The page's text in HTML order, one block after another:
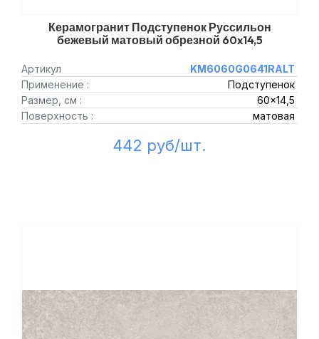
Керамогранит Подступенок Руссильон
бежевый матовый обрезной 60x14,5
Артикул
KM6060G0641RALT
Применение :
Подступенок
Размер, см :
60x14,5
Поверхность :
матовая
442 руб/шт.